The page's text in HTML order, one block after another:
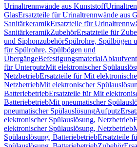
Urinaltrennwände aus Kunststoff
GlasErsatzteile für Urinaltrennwände aus
SanitärkeramikErsatzteile für
SanitärkeramikZubehörErsatzteile für
und SiphonzubehörSpülrohre, Spülbögen
für Spülrohre, Spülbögen und
ÜbergängeBefestigungsmaterial
für UnterputzMit elektronischer
NetzbetriebErsatzteile für Mit
NetzbetriebMit elektronischer
BatteriebetriebErsatzteile für Mit
BatteriebetriebMit pneumatischer
pneumatischer SpülauslösungAufputz
elektronischer Spülauslösung, Netzbetrieb
elektronischer Spülauslösung, Netzbetrieb
Spülauslösung, BatteriebetriebErsatzteile